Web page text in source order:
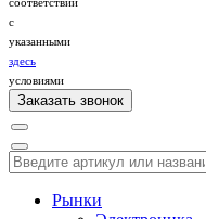
с
указанными
здесь
условиями
Рынки